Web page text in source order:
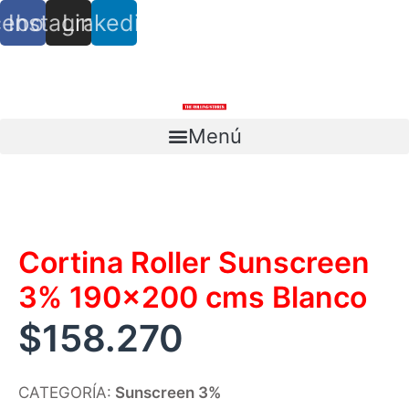
Instagram
Linkedin
Menú
Cortina Roller Sunscreen
3% 190×200 cms Blanco
$158.270
CATEGORÍA: Sunscreen 3%